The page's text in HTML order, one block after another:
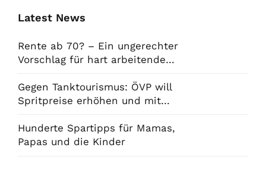
Latest News
Rente ab 70? – Ein ungerechter
Vorschlag für hart arbeitende
Gegen Tanktourismus: ÖVP will
Spritpreise erhöhen und mit
Hunderte Spartipps für Mamas,
Papas und die Kinder